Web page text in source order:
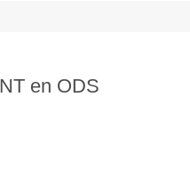
en ODS